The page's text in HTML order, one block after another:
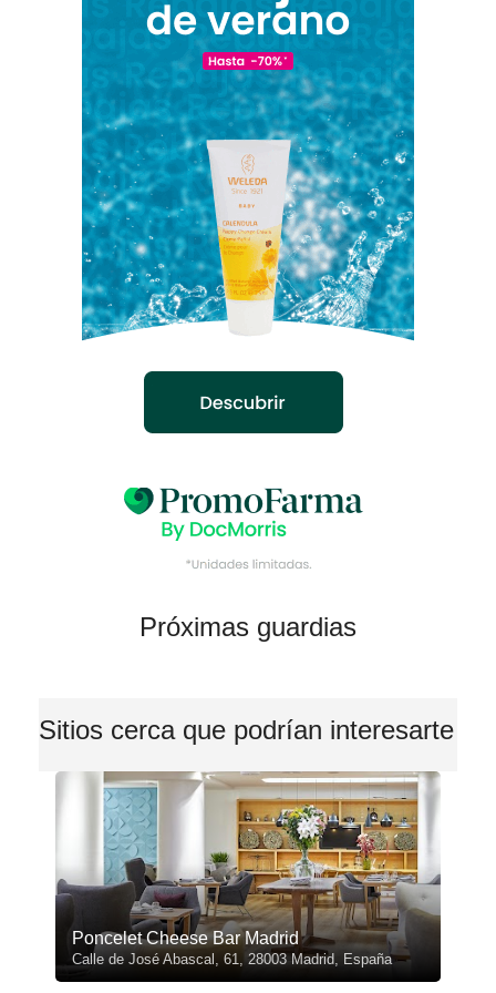
Próximas guardias
Sitios cerca que podrían interesarte
Poncelet Cheese Bar Madrid
Calle de José Abascal, 61, 28003 Madrid, España